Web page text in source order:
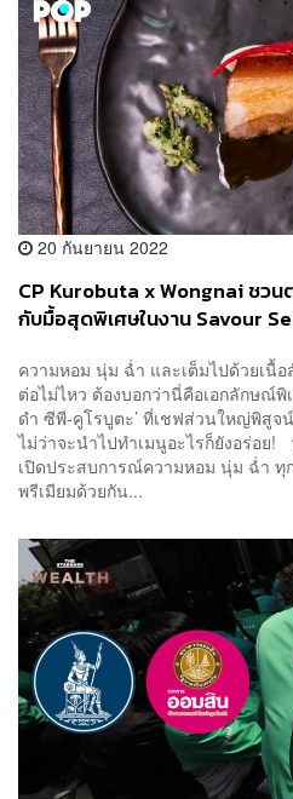
20 กันยายน 2022
CP Kurobuta x Wongnai ชวน
กับมื้อสุดพิเศษในงาน Savour
ความหอม นุ่ม ฉ่ำ และเต็มไปด้วยเนื้
ต่อไม่ไหว ต้องบอกว่านี่คือเอกลักษณ์
ดำ ซีพี-คูโรบูตะ’ ที่เชฟส่วนใหญ่พิสูจ
ไม่ว่าจะนำไปทำเมนูอะไรก็ยังอร่อย
เปิดประสบการณ์ความหอม นุ่ม ฉ่ำ ทุ
พรีเมียมด้วยกัน...